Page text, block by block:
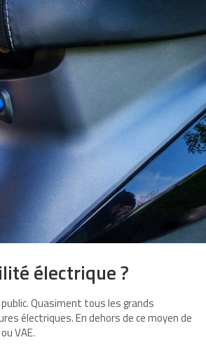
électrique ?
Quasiment tous les grands
électriques. En dehors de ce moyen de
VAE.